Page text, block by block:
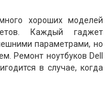
хороших моделей
Каждый гаджет
параметрами, но
Ремонт ноутбуков Dell
в случае, когда